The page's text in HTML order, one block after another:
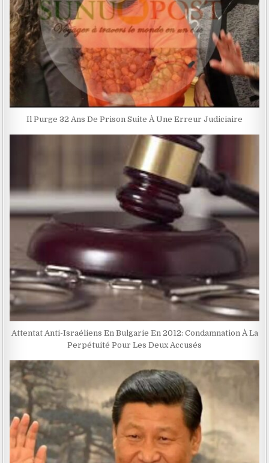
Il Purge 32 Ans De Prison Suite À Une Erreur Judiciaire
Attentat Anti-Israéliens En Bulgarie En 2012: Condamnation À La
Perpétuité Pour Les Deux Accusés